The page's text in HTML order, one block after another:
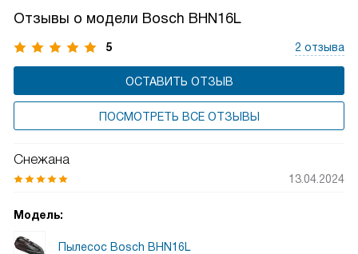
сливаются в канализацию.
Отзывы о модели Bosch BHN16L
5 2 отзыва
ОСТАВИТЬ ОТЗЫВ
ПОСМОТРЕТЬ ВСЕ ОТЗЫВЫ
Снежана
13.04.2024
Модель:
Пылесос Bosch BHN16L